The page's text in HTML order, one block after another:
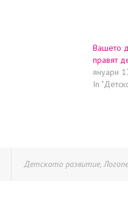
Вашето
правят
януари
In
Детското развитие,